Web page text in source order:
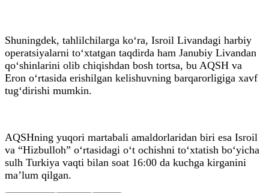
Shuningdek, tahlilchilarga ko‘ra, Isroil Livandagi harbiy
operatsiyalarni to‘xtatgan taqdirda ham Janubiy Livandan
qo‘shinlarini olib chiqishdan bosh tortsa, bu AQSH va
Eron o‘rtasida erishilgan kelishuvning barqarorligiga xavf
tug‘dirishi mumkin.
AQSHning yuqori martabali amaldorlaridan biri esa Isroil
va “Hizbulloh” o‘rtasidagi o‘t ochishni to‘xtatish bo‘yicha
sulh Turkiya vaqti bilan soat 16:00 da kuchga kirganini
ma’lum qilgan.